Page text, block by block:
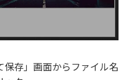
保存」画面からファイル名